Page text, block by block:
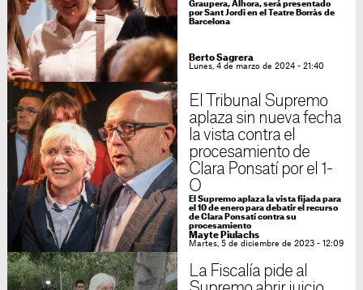
Graupera, Alhora, será presentado
por Sant Jordi en el Teatre Borràs de
Barcelona
Berto Sagrera
Lunes, 4 de marzo de 2024 - 21:40
El Tribunal Supremo
aplaza sin nueva fecha
la vista contra el
procesamiento de
Clara Ponsatí por el 1-
O
El Supremo aplaza la vista fijada para
el 10 de enero para debatir el recurso
de Clara Ponsatí contra su
procesamiento
Mayte Piulachs
Martes, 5 de diciembre de 2023 - 12:09
La Fiscalía pide al